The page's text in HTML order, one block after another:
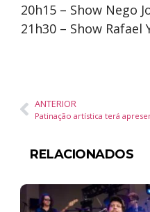
20h15 – Show Nego
21h30 – Show Rafael
ANTERIOR
Patinação artística terá
RELACIONADOS